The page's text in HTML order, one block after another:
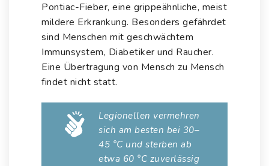
Pontiac-Fieber, eine grippeähnliche, meist
mildere Erkrankung. Besonders gefährdet
sind Menschen mit geschwächtem
Immunsystem, Diabetiker und Raucher.
Eine Übertragung von Mensch zu Mensch
findet nicht statt.
Legionellen vermehren
sich am besten bei 30–
45 °C und sterben ab
etwa 60 °C zuverlässig